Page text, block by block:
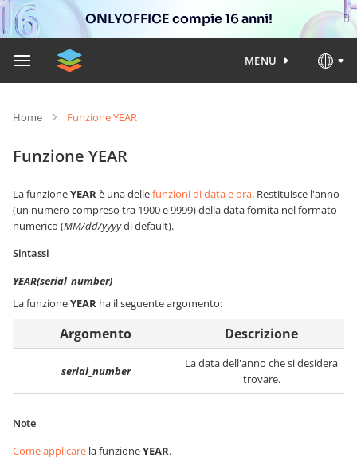
ONLYOFFICE compie 16 anni!
MENU
Home Funzione YEAR
Funzione YEAR
La funzioneYEARè una dellefunzioni di data e ora. Restituisce l'anno
(un numero compreso tra 1900 e 9999) della data fornita nel formato
numerico (MM/dd/yyyydi default).
Sintassi
YEAR(serial_number)
La funzioneYEAR ha il seguente argomento:
Argomento Descrizione
serial_number
La data dell'anno che si desidera
trovare.
Note
Come applicare la funzioneYEAR.